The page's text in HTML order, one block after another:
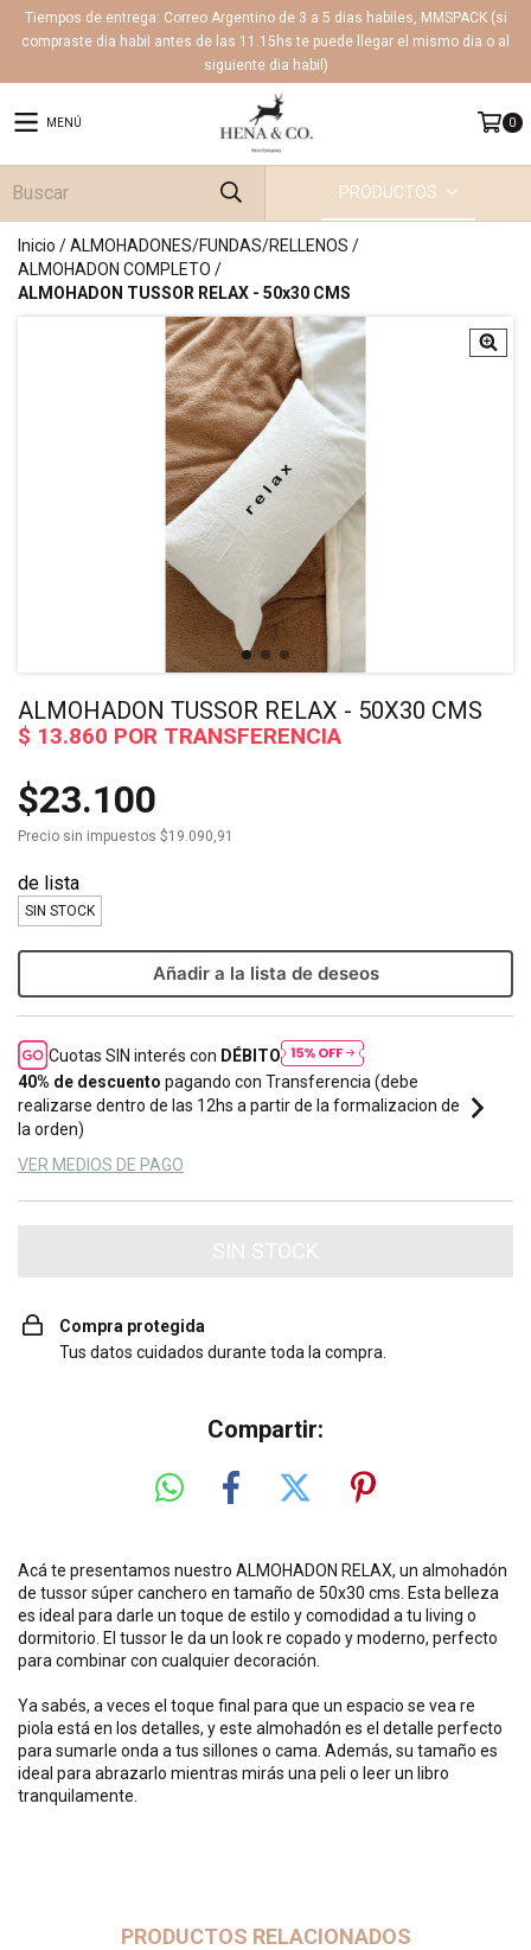
Tiempos de entrega: Correo Argentino de 3 a 5 dias habiles, MMSPACK (si
compraste dia habil antes de las 11.15hs te puede llegar el mismo dia o al
siguiente dia habil)
MENÚ 0
PRODUCTOS
Inicio /ALMOHADONES/FUNDAS/RELLENOS /
ALMOHADON COMPLETO /
ALMOHADON TUSSOR RELAX - 50x30 CMS
ALMOHADON TUSSOR RELAX - 50X30 CMS
$23.100
Precio sin impuestos $19.090,91
SIN STOCK
Añadir a la lista de deseos
Cuotas SIN interés con DÉBITO
40% de descuento pagando con Transferencia (debe
realizarse dentro de las 12hs a partir de la formalizacion de
la orden)
VER MEDIOS DE PAGO
Compra protegida
Tus datos cuidados durante toda la compra.
Compartir:
Acá te presentamos nuestro ALMOHADON RELAX, un almohadón
de tussor súper canchero en tamaño de 50x30 cms. Esta belleza
es ideal para darle un toque de estilo y comodidad a tu living o
dormitorio. El tussor le da un look re copado y moderno, perfecto
para combinar con cualquier decoración.
Ya sabés, a veces el toque final para que un espacio se vea re
piola está en los detalles, y este almohadón es el detalle perfecto
para sumarle onda a tus sillones o cama. Además, su tamaño es
ideal para abrazarlo mientras mirás una peli o leer un libro
tranquilamente.
PRODUCTOS RELACIONADOS